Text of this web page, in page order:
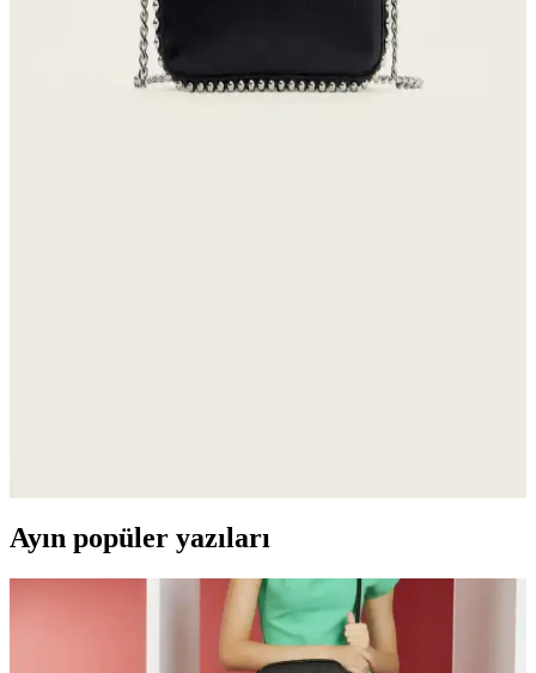
Kadın Beyaz Sneakers Karşılaştırması: Konfor ve
Şıklık İçin En İyi Seçenekler 75-90 karakter
Bu karşılaştırmada, Lumberjack ve U.S. Polo Assn. kadın beyaz
Ayın popüler yazıları